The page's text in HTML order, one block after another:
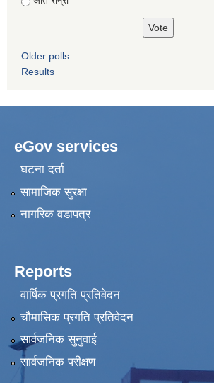
Older polls
Results
eGov services
घटना दर्ता
सामाजिक सुरक्षा
नागरिक वडापत्र
Reports
वार्षिक प्रगति प्रतिवेदन
चौमासिक प्रगति प्रतिवेदन
सार्वजनिक सुनुवाई
सार्वजनिक परीक्षण